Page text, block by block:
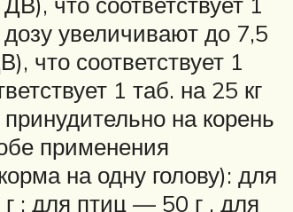
увеличивают до 7,5
что соответствует 1
1 таб. на 25 кг
на корень
применения
на одну голову): для
; для птиц — 50 г , для